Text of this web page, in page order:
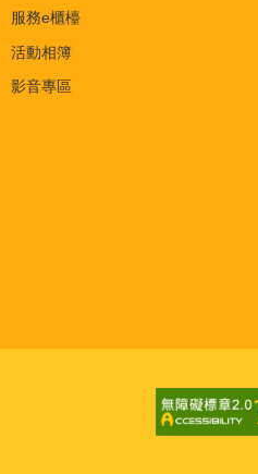
服務e櫃檯
活動相簿
影音專區